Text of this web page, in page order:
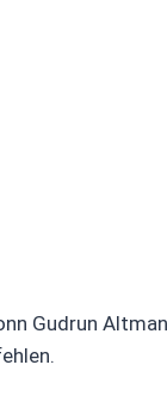
Gudrun